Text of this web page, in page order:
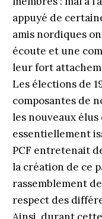
appuyé de
amis nordiques
écoute et une
leur fort
Les élections de
composantes de
les nouveaux élus
essentiellement
PCF entretenait
la création de ce
rassemblement
respect des